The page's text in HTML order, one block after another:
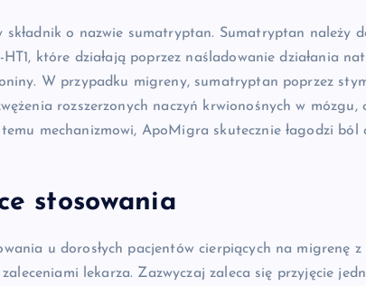
o nazwie sumatryptan. Sumatryptan należy
które działają poprzez naśladowanie działania
W przypadku migreny, sumatryptan poprzez
rozszerzonych naczyń krwionośnych w mózgu,
mechanizmowi, ApoMigra skutecznie łagodzi ból
stosowania
u dorosłych pacjentów cierpiących na migrenę
lekarza. Zazwyczaj zaleca się przyjęcie